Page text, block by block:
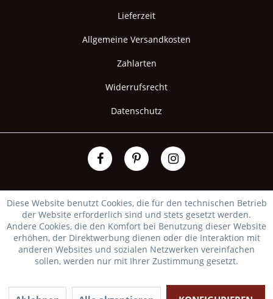
Lieferzeit
Allgemeine Versandkosten
Zahlarten
Widerrufsrecht
Datenschutz
Diese Website benutzt Cookies, die für den technischen Betrieb
der Website erforderlich sind und stets gesetzt werden.
Andere Cookies, die den Komfort bei Benutzung dieser Website
erhöhen, der Direktwerbung dienen oder die Interaktion mit
anderen Websites und sozialen Netzwerken vereinfachen
sollen, werden nur mit Ihrer Zustimmung gesetzt.